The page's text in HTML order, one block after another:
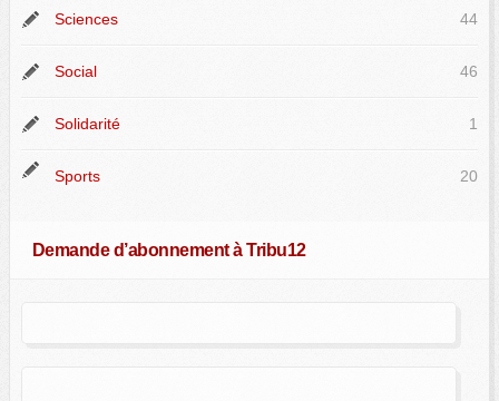
Sciences 44
Social 46
Solidarité 1
Sports 20
Demande d’abonnement à Tribu12